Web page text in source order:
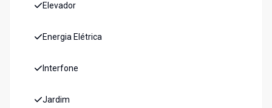
Elevador
Energia Elétrica
Interfone
Jardim